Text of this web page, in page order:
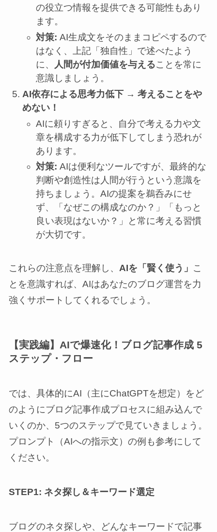
の役立つ情報を提供できる可能性もあり
ます。
対策: AI生成文をそのままコピペするので
はなく、上記「独自性」で述べたよう
に、
人間が付加価値を与えることを常に
意識しましょう。
AI依存による思考力低下 → 考えることをや
めない！
AIに頼りすぎると、自分で考える力や文
章を構成する力が低下してしまう恐れが
あります。
対策: AIは便利なツールですが、最終的な
判断や創造性は人間が行うという意識を
持ちましょう。AIの提案を鵜呑みにせ
ず、「なぜこの構成なのか？」「もっと
良い表現はないか？」と常に考える習慣
が大切です。
これらの注意点を理解し、 AIを「賢く使う」 こ
とを意識すれば、AIはあなたのブログ運営を力
強くサポートしてくれるでしょう。
【実践編】AIで爆速化！ブログ記事作成 5
ステップ・フロー
では、具体的にAI（主にChatGPTを想定）をど
のようにブログ記事作成プロセスに組み込んで
いくのか、5つのステップで見ていきましょう。
プロンプト（AIへの指示文）の例も参考にして
ください。
STEP1: ネタ探し＆キーワード選定
ブログのネタ探しや、どんなキーワードで記事